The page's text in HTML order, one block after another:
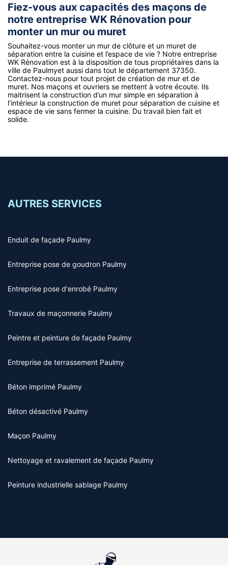
Fiez-vous aux capacités des maçons de
notre entreprise WK Rénovation pour
monter un mur ou muret
Souhaitez-vous monter un mur de clôture et un muret de
séparation entre la cuisine et l’espace de vie ? Notre entreprise
WK Rénovation est à la disposition de tous propriétaires dans la
ville de Paulmyet aussi dans tout le département 37350.
Contactez-nous pour tout projet de création de mur et de
muret. Nos maçons et ouvriers se mettent à votre écoute. Ils
maitrisent la construction d’un mur simple en séparation à
l’intérieur la construction de muret pour séparation de cuisine et
espace de vie sans fermer la cuisine. Du travail bien fait et
solide.
AUTRES SERVICES
Enduit de façade Paulmy
Entreprise pose de goudron Paulmy
Entreprise pose d'enrobé Paulmy
Travaux de maçonnerie Paulmy
Peintre et peinture de façade Paulmy
Entreprise de terrassement Paulmy
Béton imprimé Paulmy
Béton désactivé Paulmy
Maçon Paulmy
Nettoyage et ravalement de façade Paulmy
Peinture industrielle sablage Paulmy